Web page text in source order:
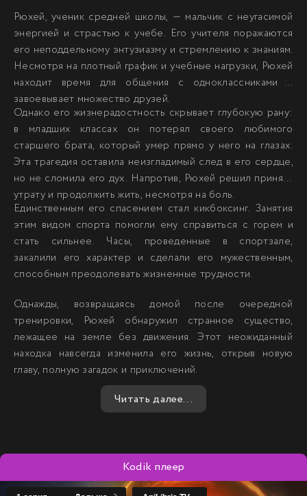
Рюхей, ученик средней школы, — мальчик с неугасимой
энергией и страстью к учебе. Его учителя поражаются
его неподдельному энтузиазму и стремлению к знаниям.
Несмотря на плотный график и учебные нагрузки, Рюхей
находит время для общения с одноклассниками и
завоевывает множество друзей.
Однако его жизнерадостность скрывает глубокую рану:
в младших классах он потерял своего любимого
старшего брата, который умер прямо у него на глазах.
Эта трагедия оставила неизгладимый след в его сердце,
но не сломила его дух. Напротив, Рюхей решил принять
утрату и продолжить жить, несмотря на боль.
Единственным его спасением стал кикбоксинг. Занятия
этим видом спорта помогли ему справиться с горем и
стать сильнее. Часы, проведенные в спортзале,
закалили его характер и сделали его мужественным,
способным преодолевать жизненные трудности.
Однажды, возвращаясь домой после очередной
тренировки, Рюхей обнаружил странное существо,
лежащее на земле без движения. Этот неожиданный
находка навсегда изменила его жизнь, открыв новую
главу, полную загадок и приключений.
Читать далее...
Kodik плеер